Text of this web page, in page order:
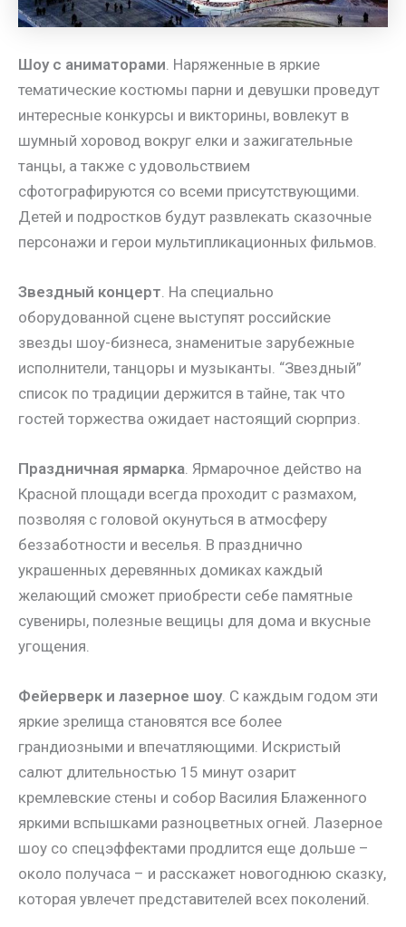
Шоу с аниматорами . Наряженные в яркие
тематические костюмы парни и девушки проведут
интересные конкурсы и викторины, вовлекут в
шумный хоровод вокруг елки и зажигательные
танцы, а также с удовольствием
сфотографируются со всеми присутствующими.
Детей и подростков будут развлекать сказочные
персонажи и герои мультипликационных фильмов.
Звездный концерт . На специально
оборудованной сцене выступят российские
звезды шоу-бизнеса, знаменитые зарубежные
исполнители, танцоры и музыканты. “Звездный”
список по традиции держится в тайне, так что
гостей торжества ожидает настоящий сюрприз.
Праздничная ярмарка. Ярмарочное действо на
Красной площади всегда проходит с размахом,
позволяя с головой окунуться в атмосферу
беззаботности и веселья. В празднично
украшенных деревянных домиках каждый
желающий сможет приобрести себе памятные
сувениры, полезные вещицы для дома и вкусные
угощения.
Фейерверк и лазерное шоу. С каждым годом эти
яркие зрелища становятся все более
грандиозными и впечатляющими. Искристый
салют длительностью 15 минут озарит
кремлевские стены и собор Василия Блаженного
яркими вспышками разноцветных огней. Лазерное
шоу со спецэффектами продлится еще дольше –
около получаса – и расскажет новогоднюю сказку,
которая увлечет представителей всех поколений.